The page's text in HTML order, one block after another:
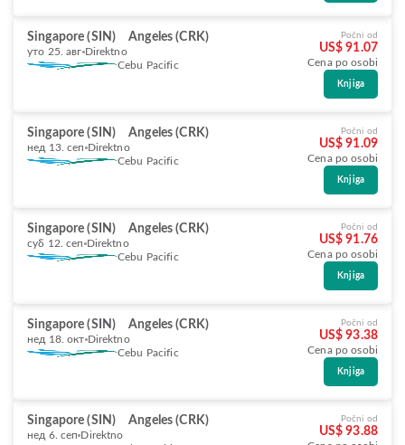
Singapore (SIN) Angeles (CRK)
уто 25. авг Direktno
Cebu Pacific
Počni od
US$ 91.07
Cena po osobi
Knjiga
Singapore (SIN) Angeles (CRK)
нед 13. сеп Direktno
Cebu Pacific
Počni od
US$ 91.09
Cena po osobi
Knjiga
Singapore (SIN) Angeles (CRK)
суб 12. сеп Direktno
Cebu Pacific
Počni od
US$ 91.76
Cena po osobi
Knjiga
Singapore (SIN) Angeles (CRK)
нед 18. окт Direktno
Cebu Pacific
Počni od
US$ 93.38
Cena po osobi
Knjiga
Singapore (SIN) Angeles (CRK)
нед 6. сеп Direktno
Počni od
US$ 93.88